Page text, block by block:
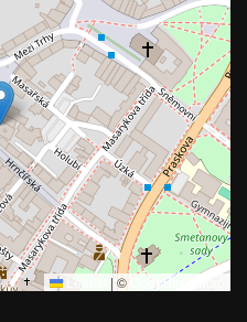
Leaflet | © OpenStreetMap